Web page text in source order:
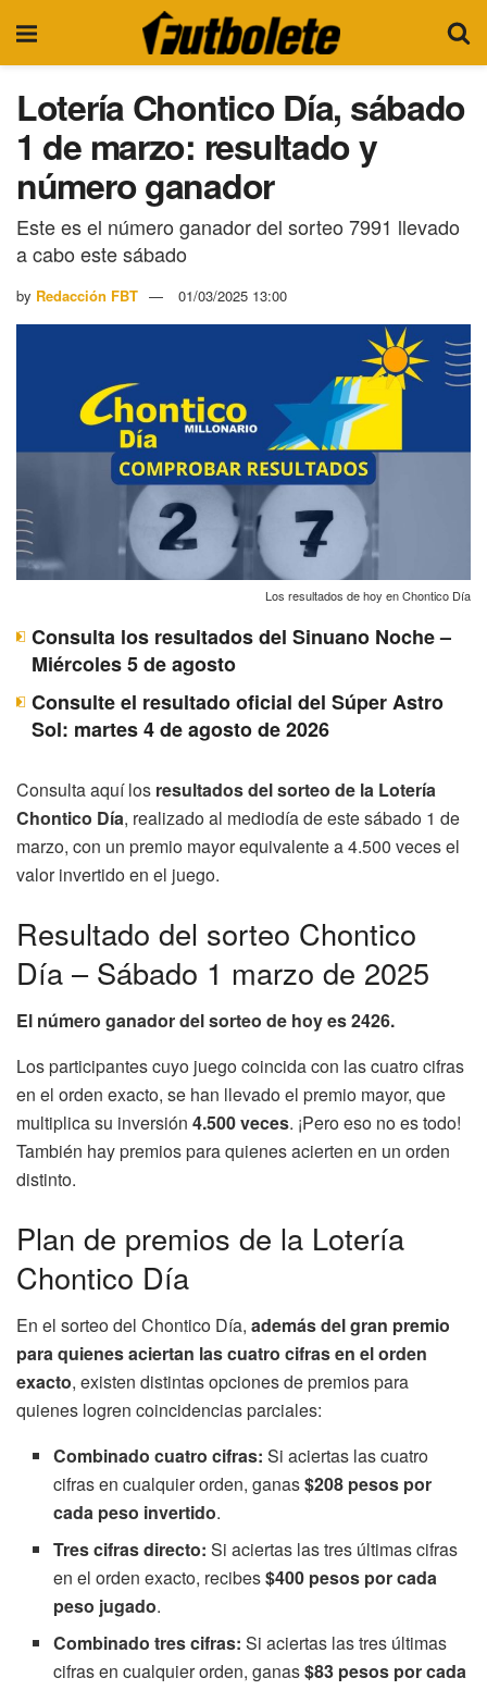
Lotería Chontico Día, sábado
1 de marzo: resultado y
número ganador
Este es el número ganador del sorteo 7991 llevado
a cabo este sábado
by Redacción FBT 01/03/2025 13:00
Los resultados de hoy en Chontico Día
Consulta los resultados del Sinuano Noche –
Miércoles 5 de agosto
Consulte el resultado oficial del Súper Astro
Sol: martes 4 de agosto de 2026
Consulta aquí los resultados del sorteo de la Lotería
Chontico Día, realizado al mediodía de este sábado 1 de
marzo, con un premio mayor equivalente a 4.500 veces el
valor invertido en el juego.
Resultado del sorteo Chontico
Día – Sábado 1 marzo de 2025
El número ganador del sorteo de hoy es 2426.
Los participantes cuyo juego coincida con las cuatro cifras
en el orden exacto, se han llevado el premio mayor, que
multiplica su inversión 4.500 veces. ¡Pero eso no es todo!
También hay premios para quienes acierten en un orden
distinto.
Plan de premios de la Lotería
Chontico Día
En el sorteo del Chontico Día, además del gran premio
para quienes aciertan las cuatro cifras en el orden
exacto, existen distintas opciones de premios para
quienes logren coincidencias parciales:
Combinado cuatro cifras: Si aciertas las cuatro
cifras en cualquier orden, ganas$208 pesos por
cada peso invertido.
Tres cifras directo: Si aciertas las tres últimas cifras
en el orden exacto, recibes$400 pesos por cada
peso jugado.
Combinado tres cifras: Si aciertas las tres últimas
cifras en cualquier orden, ganas$83 pesos por cada